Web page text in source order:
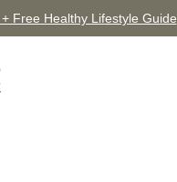
Free Healthy Lifestyle Guide